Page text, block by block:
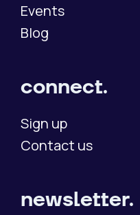
Events
Blog
connect.
Sign up
Contact us
newsletter.